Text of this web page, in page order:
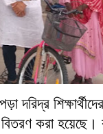
দরিদ্র
করা হয়েছে।